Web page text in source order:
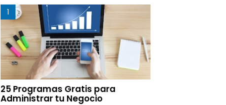
25 Programas Gratis para
Administrar tu Negocio